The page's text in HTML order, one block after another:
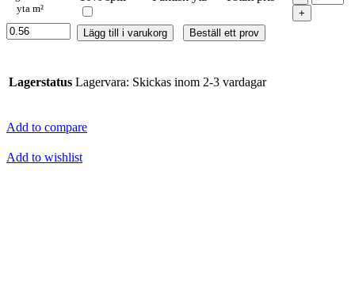
yta m²
Miami
Hueso
Lägg till i varukorg Beställ ett prov
Lagerstatus Lagervara: Skickas inom 2-3 vardagar
Add to compare
Add to wishlist